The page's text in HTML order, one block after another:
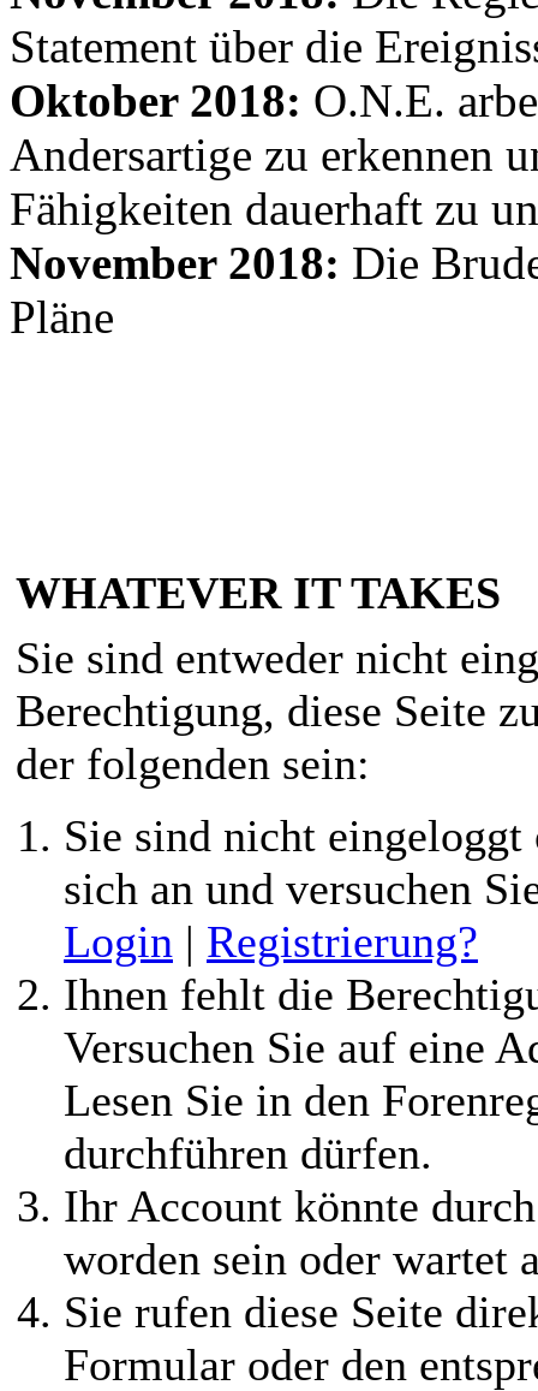
Statement über die
Oktober 2018: O.N.E.
Andersartige zu erkennen
Fähigkeiten dauerhaft zu
November 2018: Die
Pläne
WHATEVER IT TAKES
Sie sind entweder nicht
Berechtigung, diese Seite
der folgenden sein:
Sie sind nicht
sich an und versuchen
Login | Registrierung?
Ihnen fehlt die
Versuchen Sie auf eine
Lesen Sie in den
durchführen dürfen.
Ihr Account könnte
worden sein oder wartet
Sie rufen diese Seite
Formular oder den